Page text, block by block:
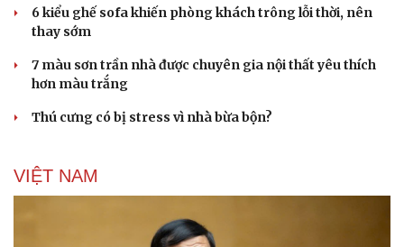
6 kiểu ghế sofa khiến phòng khách trông lỗi thời, nên
thay sớm
7 màu sơn trần nhà được chuyên gia nội thất yêu thích
hơn màu trắng
Thú cưng có bị stress vì nhà bừa bộn?
VIỆT NAM